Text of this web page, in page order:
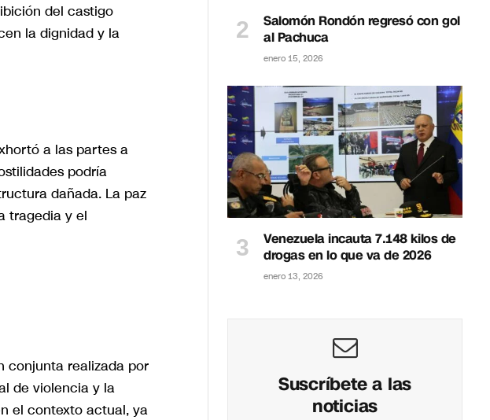
del castigo
la dignidad y la
a las partes a
podría
dañada. La paz
tragedia y el
conjunta realizada por
de violencia y la
el contexto actual, ya
Salomón Rondón regresó con gol
al Pachuca
enero 15, 2026
Venezuela incauta 7.148 kilos de
drogas en lo que va de 2026
enero 13, 2026
Suscríbete a las
noticias